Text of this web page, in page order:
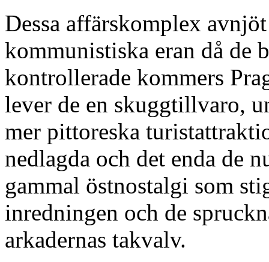
Dessa affärskomplex
kommunistiska eran då de
kontrollerade kommers
lever de en skuggtillvaro,
mer pittoreska
nedlagda och det enda de
gammal östnostalgi som
inredningen och de
arkadernas takvalv.